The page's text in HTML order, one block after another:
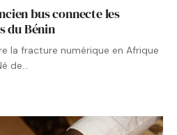
bus connecte les
du Bénin
la fracture numérique en Afrique
de…